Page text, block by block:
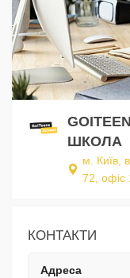
ШКОЛА
м. Київ,
72, офіс
КОНТАКТИ
Адреса